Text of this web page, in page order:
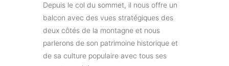
Depuis le col du sommet, il nous offre un
balcon avec des vues stratégiques des
deux côtés de la montagne et nous
parlerons de son patrimoine historique et
de sa culture populaire avec tous ses